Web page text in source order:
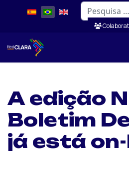
Pesquisar
A edição
Boletim
já está